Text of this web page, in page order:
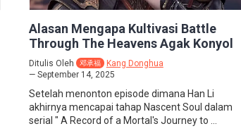
Alasan Mengapa Kultivasi Battle
Through The Heavens Agak Konyol
Ditulis Oleh 邓承福
Kang Donghua
September 14, 2025
Setelah menonton episode dimana Han Li
akhirnya mencapai tahap Nascent Soul dalam
serial " A Record of a Mortal's Journey to ...